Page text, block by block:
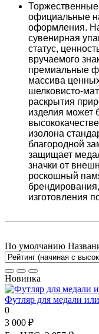
официальные
оформления.
сувенирная
статус,
вручаемого
премиальные
массива
шелковисто-
раскрытия
изделия может
изолона
благородной
защищает
значки от
роскошный
изготовления
По умолчанию
Новинка
Футляр для медали
0
3 000 ₽